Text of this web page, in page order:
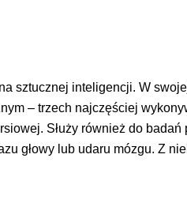
sztucznej inteligencji. W
– trzech najczęściej
Służy również do
głowy lub udaru mózgu. Z